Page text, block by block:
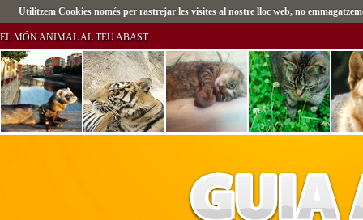
Utilitzem Cookies només per rastrejar les visites al nostre lloc web, no
EL MÓN ANIMAL AL TEU ABAST